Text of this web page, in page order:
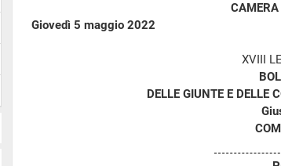
CAMERA
Giovedì 5 maggio 2022
XVIII
DELLE GIUNTE E DELLE